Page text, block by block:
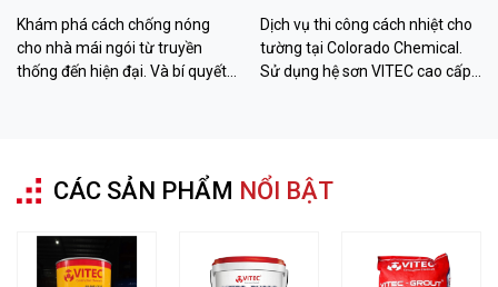
Khám phá cách chống nóng
cho nhà mái ngói từ truyền
thống đến hiện đại. Và bí quyết
Dịch vụ thi công cách nhiệt cho
tường tại Colorado Chemical.
Sử dụng hệ sơn VITEC cao cấp
CÁC SẢN PHẨM NỔI BẬT